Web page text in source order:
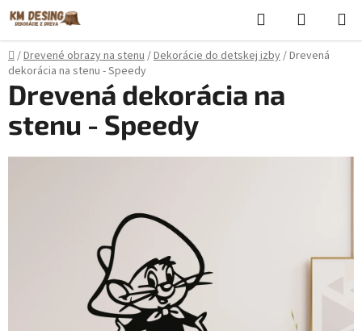
Prejsť
na
obsah
Hľadať
KOŠÍK
Domov
/Drevené obrazy na stenu/Dekorácie do detskej izby/Drevená
dekorácia na stenu - Speedy
Drevená dekorácia na
stenu - Speedy